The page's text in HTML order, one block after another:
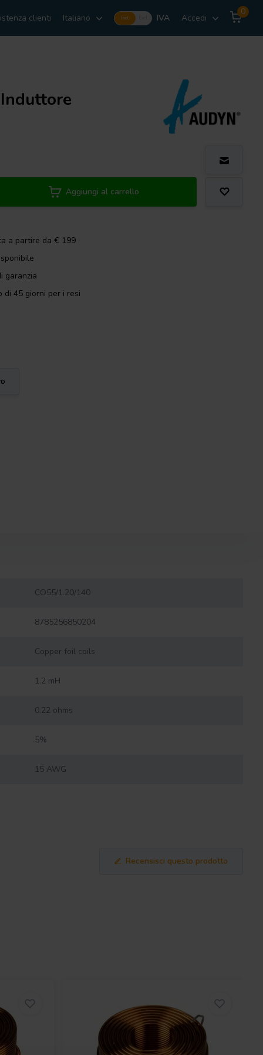
clienti Italiano Incl. IVA Accedi
0
Aggiungi al carrello
a partire da € 199
garanzia
di 45 giorni per i resi
CO55/1.20/140
8785256850204
Copper foil coils
1.2 mH
0.22 ohms
5%
15 AWG
Recensisci questo prodotto